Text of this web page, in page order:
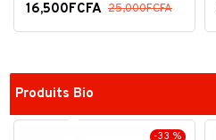
16,500FCFA 25,000FCFA
Produits Bio
-33 %